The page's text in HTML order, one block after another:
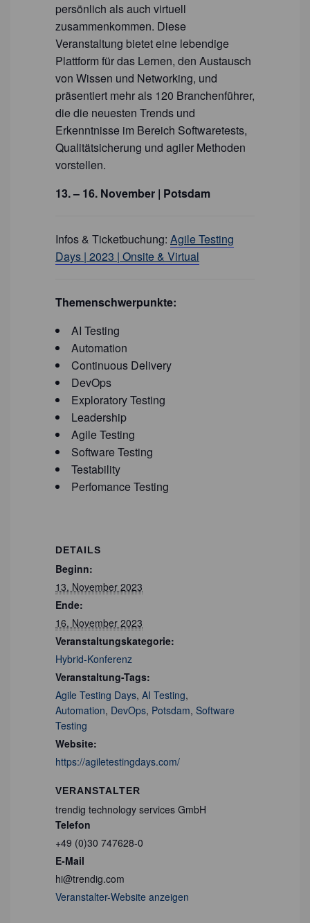
persönlich als auch virtuell
zusammenkommen. Diese
Veranstaltung bietet eine lebendige
Plattform für das Lernen, den Austausch
von Wissen und Networking, und
präsentiert mehr als 120 Branchenführer,
die die neuesten Trends und
Erkenntnisse im Bereich Softwaretests,
Qualitätsicherung und agiler Methoden
vorstellen.
13. – 16. November | Potsdam
Infos & Ticketbuchung: Agile Testing
Days | 2023 | Onsite & Virtual
Themenschwerpunkte:
AI Testing
Automation
Continuous Delivery
DevOps
Exploratory Testing
Leadership
Agile Testing
Software Testing
Testability
Perfomance Testing
DETAILS
Beginn:
13. November 2023
Ende:
16. November 2023
Veranstaltungskategorie:
Hybrid-Konferenz
Veranstaltung-Tags:
Agile Testing Days, AI Testing,
Automation, DevOps, Potsdam, Software
Testing
Website:
https://agiletestingdays.com/
VERANSTALTER
trendig technology services GmbH
Telefon
+49 (0)30 747628-0
E-Mail
hi@trendig.com
Veranstalter-Website anzeigen